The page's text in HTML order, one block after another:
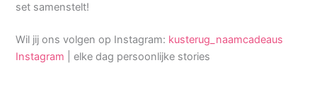
set samenstelt!
Wil jij ons volgen op Instagram: kusterug_naamcadeaus
Instagram | elke dag persoonlijke stories